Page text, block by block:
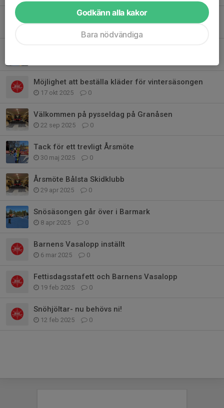
SNÖVAKTER-NU STARTAR VI SNÖTILLVERKNING IGEN
Möjlighet att beställa kläder för vintersäsongen
17 okt 2025 0
Välkommen på pysseldag på Granåsen
22 sep 2025 0
Tack för ett trevligt Årsmöte
30 maj 2025 0
Årsmöte Bålsta Skidklubb
29 apr 2025 0
Snösäsongen går över i Barmark
8 apr 2025 0
Barnens Vasalopp inställt
6 mar 2025 0
Fettisdagsstafett och Barnens Vasalopp
19 feb 2025 0
Snöhjöltar- nu behövs ni!
12 feb 2025 0
Godkänn alla kakor
Bara nödvändiga